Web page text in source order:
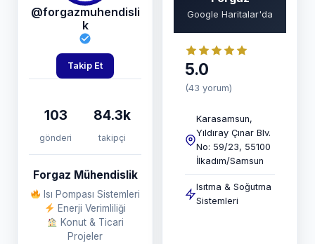
@forgazmuhendisli
k
Takip Et
103
gönderi
84.3k
takipçi
Forgaz Mühendislik
Isı Pompası Sistemleri
Enerji Verimliliği
Konut & Ticari
Projeler
Google Haritalar'da
5.0
(43 yorum)
Karasamsun,
Yıldıray Çınar Blv.
No: 59/23, 55100
İlkadım/Samsun
Isıtma & Soğutma
Sistemleri